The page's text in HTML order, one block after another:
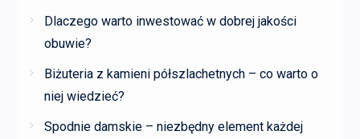
Dlaczego warto inwestować w dobrej jakości
obuwie?
Biżuteria z kamieni półszlachetnych – co warto o
niej wiedzieć?
Spodnie damskie – niezbędny element każdej